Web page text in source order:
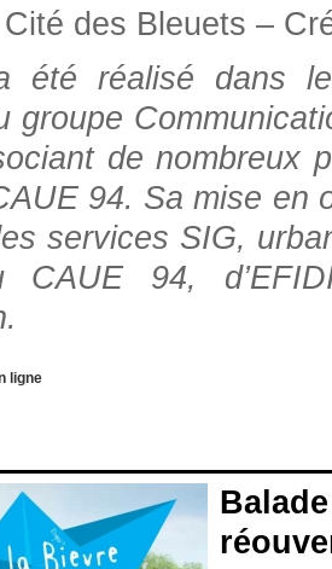
des Bleuets –
été réalisé dans
groupe
de nombreux
94. Sa mise
services SIG,
94,
ligne